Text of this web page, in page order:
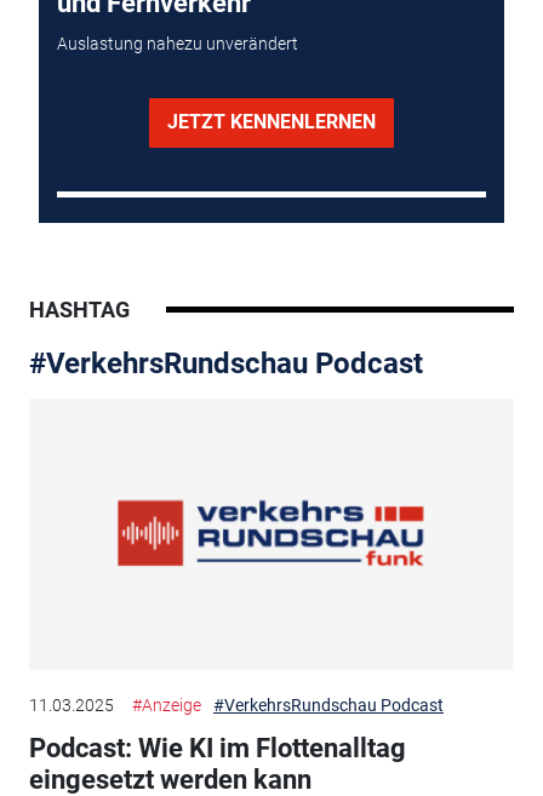
Auslastung nahezu unverändert
JETZT KENNENLERNEN
HASHTAG
#VerkehrsRundschau Podcast
11.03.2025 #Anzeige #VerkehrsRundschau Podcast
Podcast: Wie KI im Flottenalltag
eingesetzt werden kann